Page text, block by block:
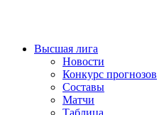
Высшая лига
Новости
Конкурс прогнозов
Составы
Матчи
Таблица